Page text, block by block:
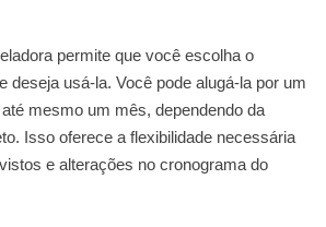
permite que você escolha o
deseja usá-la. Você pode alugá-la por um
mesmo um mês, dependendo da
Isso oferece a flexibilidade necessária
e alterações no cronograma do